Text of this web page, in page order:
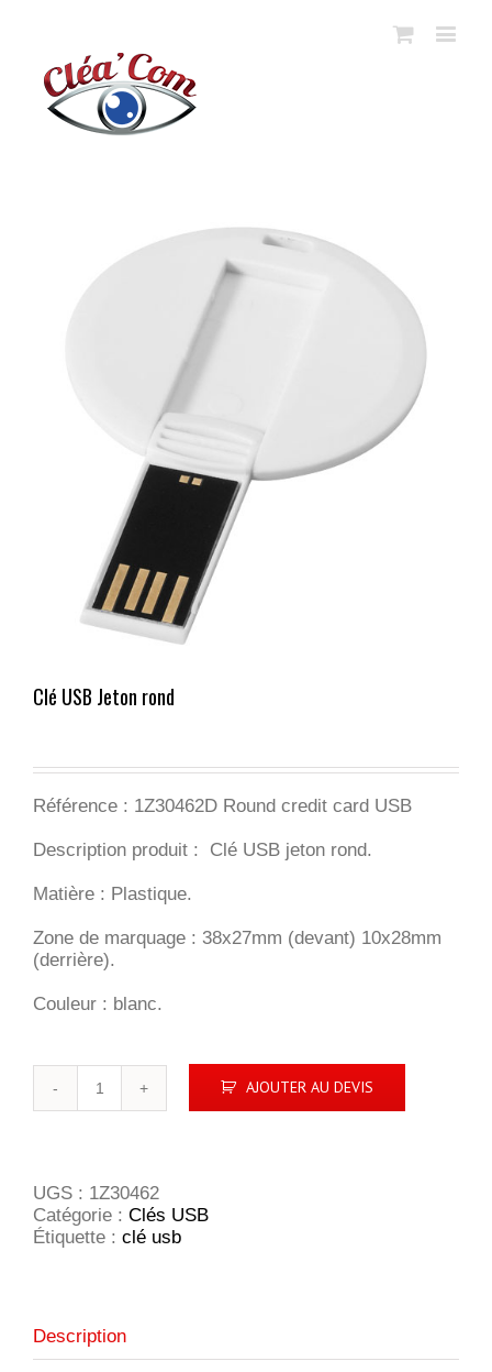
Clé USB Jeton rond
Référence : 1Z30462D Round credit card USB
Description produit : Clé USB jeton rond.
Matière : Plastique.
Zone de marquage : 38x27mm (devant) 10x28mm
(derrière).
Couleur : blanc.
rond
AJOUTER AU DEVIS
UGS : 1Z30462
Catégorie : Clés USB
Étiquette : clé usb
Description